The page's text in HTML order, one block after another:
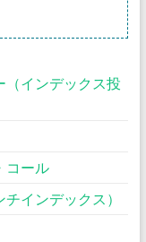
（インデックス投
コール
インデックス）